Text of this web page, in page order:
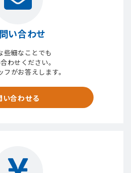
い合わせ
些細なことでも
わせください。
フがお答えします。
い合わせる